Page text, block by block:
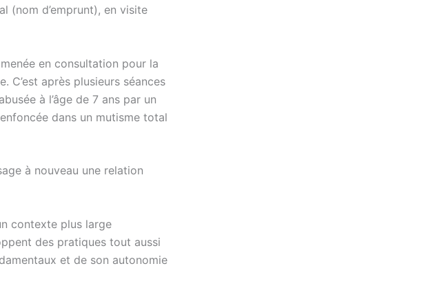
(nom d’emprunt), en visite
en consultation pour la
C’est après plusieurs séances
à l’âge de 7 ans par un
dans un mutisme total
à nouveau une relation
contexte plus large
des pratiques tout aussi
et de son autonomie